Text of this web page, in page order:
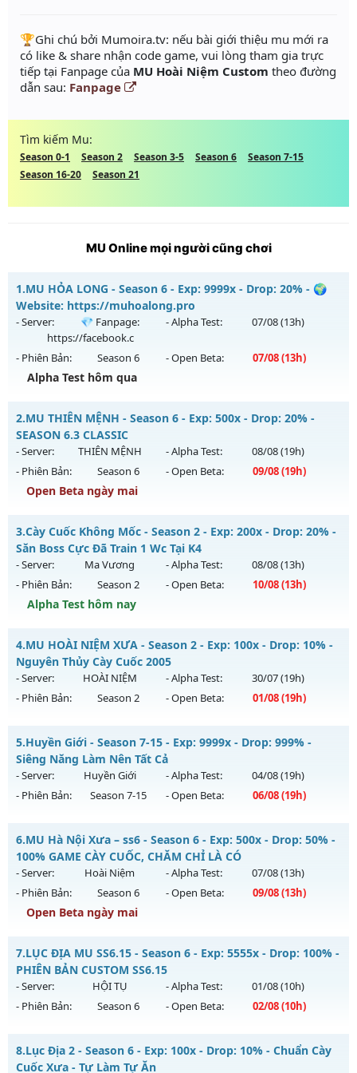
️🏆Ghi chú bởi Mumoira.tv: nếu bài giới thiệu mu mới ra
có like & share nhận code game, vui lòng tham gia trực
tiếp tại Fanpage của MU Hoài Niệm Custom theo đường
dẫn sau: Fanpage
Tìm kiếm Mu:
Season 0-1 Season 2 Season 3-5 Season 6
Season 7-15
Season 16-20
Season 21
MU Online mọi người cũng chơi
1.MU HỎA LONG - Season 6 - Exp: 9999x - Drop: 20% - 🌍
Website: https://muhoalong.pro
- Server:
💎 Fanpage:
https://facebook.c
- Alpha Test: 07/08(13h)
- Phiên Bản: Season 6 - Open Beta: 07/08(13h)
Alpha Test hôm qua
MU HỎA LONG - 🌍 Website: https://muhoalong.pro
Mu mới ra tháng 08 2026 - Mở máy chủ
https://facebook.cvào 13h ngày 07/08/2626
Exp: 9999x - Drop: 20%
Kiểu reset: Non Reset
Antihack: XShield
2.MU THIÊN MỆNH - Season 6 - Exp: 500x - Drop: 20% -
SEASON 6.3 CLASSIC
- Server: THIÊN MỆNH - Alpha Test: 08/08(19h)
- Phiên Bản:
Season 6 - Open Beta: 09/08(19h)
Open Beta ngày mai
MU THIÊN MỆNH - SEASON 6.3 CLASSIC
Mu mới ra tháng 08 2026 - Mở máy chủ
19h ngày 09/08/2626
Exp: 500x - Drop: 20%
Kiểu reset: Reset In Game
Thể loại: Mu Nguyên bản Webzen
Antihack: Antihack chạy bằng cơm
3.Cày Cuốc Không Mốc - Season 2 - Exp: 200x - Drop: 20% -
Săn Boss Cực Đã Train 1 Wc Tại K4
- Server: Ma Vương - Alpha Test: 08/08(13h)
- Phiên Bản:
Season 2 - Open Beta: 10/08(13h)
Alpha Test hôm nay
Cày Cuốc Không Mốc - Săn Boss Cực Đã Train 1 Wc Tại K4
Mu mới ra tháng 08 2026 - Mở máy chủ
ngày 10/08/2626
Exp: 200x - Drop: 20%
Thể loại: Mu Nguyên bản Webzen
Antihack: GameGuard
4.MU HOÀI NIỆM XƯA - Season 2 - Exp: 100x - Drop: 10% -
Nguyên Thủy Cày Cuốc 2005
- Server: HOÀI NIỆM - Alpha Test: 30/07(19h)
- Phiên Bản:
Season 2 - Open Beta: 01/08(19h)
MU HOÀI NIỆM XƯA - Nguyên Thủy Cày Cuốc 2005
Mu mới ra tháng 08 2026 - Mở máy chủ
ngày 01/08/2626
Exp: 100x - Drop: 10%
Thể loại: Mu Nguyên bản Webzen
Antihack: Phiên bản mới nhất
5.Huyền Giới - Season 7-15 - Exp: 9999x - Drop: 999% -
Siêng Năng Làm Nên Tất Cả
- Server: Huyền Giới - Alpha Test: 04/08(19h)
- Phiên Bản:
Season 7-15 - Open Beta: 06/08(19h)
Huyền Giới - Siêng Năng Làm Nên Tất Cả
Mu mới ra tháng 08 2026 - Mở máy chủHuyền Giới
ngày 06/08/2626
Exp: 9999x - Drop: 999%
Kiểu reset: Reset In Game
Antihack: Anti
6.MU Hà Nội Xưa – ss6 - Season 6 - Exp: 500x - Drop: 50% -
100% GAME CÀY CUỐC, CHĂM CHỈ LÀ CÓ
- Server: Hoài Niệm - Alpha Test: 07/08(13h)
- Phiên Bản:
Season 6 - Open Beta: 09/08(13h)
Open Beta ngày mai
CÓ
Mu mới ra tháng 08 2026 - Mở máy chủ
Hoài Niệmvào 13h
ngày 09/08/2626
Kiểu reset: Reset In Game
7.LỤC ĐỊA MU SS6.15 - Season 6 - Exp: 5555x - Drop: 100% -
PHIÊN BẢN CUSTOM SS6.15
- Server: HỘI TỤ - Alpha Test: 01/08(10h)
- Phiên Bản:
Season 6 - Open Beta: 02/08(10h)
LỤC ĐỊA MU SS6.15 - PHIÊN BẢN CUSTOM SS6.15
Mu mới ra tháng 08 2026 - Mở máy chủ
8.Lục Địa 2 - Season 6 - Exp: 100x - Drop: 10% - Chuẩn Cày
Cuốc Xưa - Tự Làm Tự Ăn